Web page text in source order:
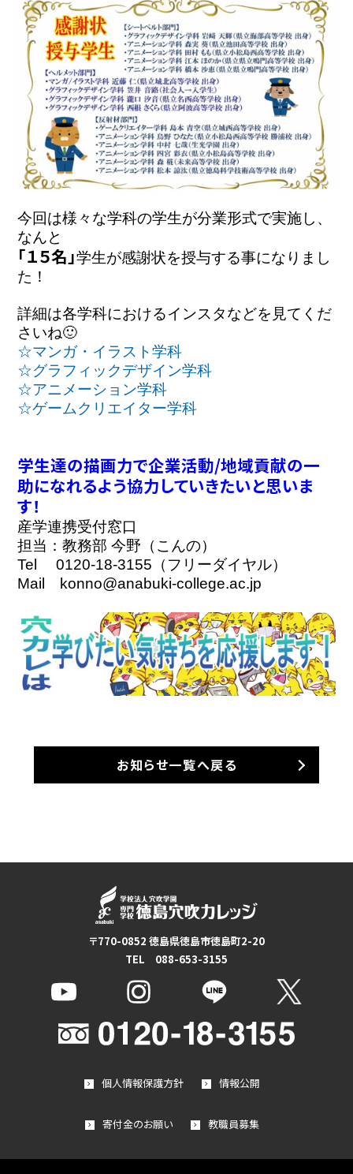
今回は様々な学科の学生が分業形式で実施し、
「１５名」学生が感謝状を授与する事になりまし
詳細は各学科におけるインスタなどを見てくだ
さいね🙂
☆マンガ・イラスト学科
☆グラフィックデザイン学科
☆アニメーション学科
☆ゲームクリエイター学科
学生達の描画力で企業活動/地域貢献の一
助になれるよう協力していきたいと思いま
す！
産学連携受付窓口
担当：教務部 今野（こんの）
Tel　 0120-18-3155（フリーダイヤル）
Mail　konno@anabuki-college.ac.jp
お知らせ一覧へ戻る
〒770-0852 徳島県徳島市徳島町2-20
TEL 088-653-3155
個人情報保護方針 情報公開
寄付金のお願い 教職員募集